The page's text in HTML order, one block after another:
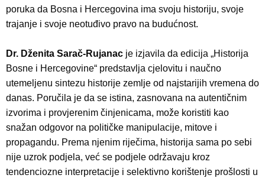
poruka da Bosna i Hercegovina ima svoju historiju, svoje
trajanje i svoje neotuđivo pravo na budućnost.
Dr. Dženita Sarač-Rujanac je izjavila da edicija „Historija
Bosne i Hercegovine“ predstavlja cjelovitu i naučno
utemeljenu sintezu historije zemlje od najstarijih vremena do
danas. Poručila je da se istina, zasnovana na autentičnim
izvorima i provjerenim činjenicama, može koristiti kao
snažan odgovor na političke manipulacije, mitove i
propagandu. Prema njenim riječima, historija sama po sebi
nije uzrok podjela, već se podjele održavaju kroz
tendenciozne interpretacije i selektivno korištenje prošlosti u